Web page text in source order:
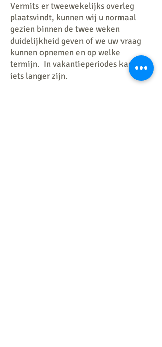
Vermits er tweewekelijks overleg
plaatsvindt, kunnen wij u normaal
gezien binnen de twee weken
duidelijkheid geven of we uw vraag
kunnen opnemen en op welke
termijn. In vakantieperiodes kan dit
iets langer zijn.